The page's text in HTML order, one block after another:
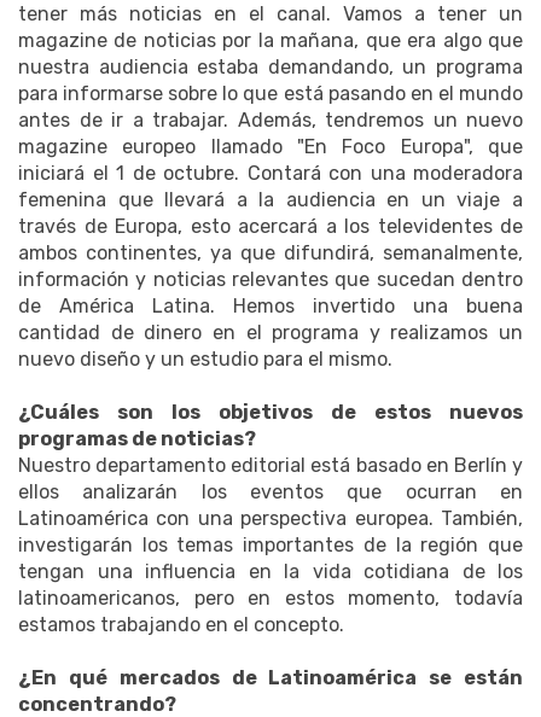
tener más noticias en el canal. Vamos a tener un
magazine de noticias por la mañana, que era algo que
nuestra audiencia estaba demandando, un programa
para informarse sobre lo que está pasando en el mundo
antes de ir a trabajar. Además, tendremos un nuevo
magazine europeo llamado "En Foco Europa", que
iniciará el 1 de octubre. Contará con una moderadora
femenina que llevará a la audiencia en un viaje a
través de Europa, esto acercará a los televidentes de
ambos continentes, ya que difundirá, semanalmente,
información y noticias relevantes que sucedan dentro
de América Latina. Hemos invertido una buena
cantidad de dinero en el programa y realizamos un
nuevo diseño y un estudio para el mismo.
¿Cuáles son los objetivos de estos nuevos
programas de noticias?
Nuestro departamento editorial está basado en Berlín y
ellos analizarán los eventos que ocurran en
Latinoamérica con una perspectiva europea. También,
investigarán los temas importantes de la región que
tengan una influencia en la vida cotidiana de los
latinoamericanos, pero en estos momento, todavía
estamos trabajando en el concepto.
¿En qué mercados de Latinoamérica se están
concentrando?